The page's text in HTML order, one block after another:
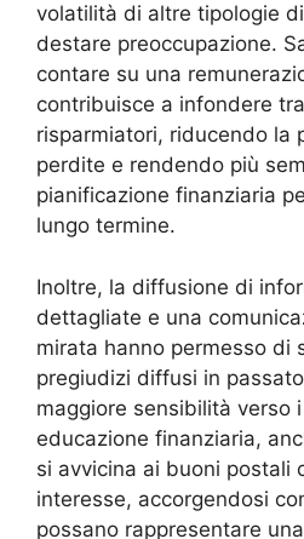
volatilità di altre tipologie
destare preoccupazione.
contare su una
contribuisce a infondere
risparmiatori, riducendo la
perdite e rendendo più
pianificazione finanziaria
lungo termine.
Inoltre, la diffusione di
dettagliate e una
mirata hanno permesso di
pregiudizi diffusi in
maggiore sensibilità verso
educazione finanziaria,
si avvicina ai buoni postali
interesse, accorgendosi
possano rappresentare